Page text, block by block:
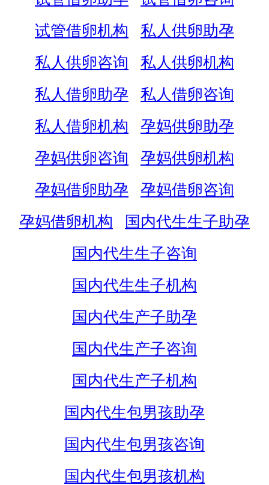
试管借卵机构
私人供卵助孕
私人供卵咨询
私人供卵机构
私人借卵助孕
私人借卵咨询
私人借卵机构
孕妈供卵助孕
孕妈供卵咨询
孕妈供卵机构
孕妈借卵助孕
孕妈借卵咨询
孕妈借卵机构
国内代生生子助孕
国内代生生子咨询
国内代生生子机构
国内代生产子助孕
国内代生产子咨询
国内代生产子机构
国内代生包男孩助孕
国内代生包男孩咨询
国内代生包男孩机构